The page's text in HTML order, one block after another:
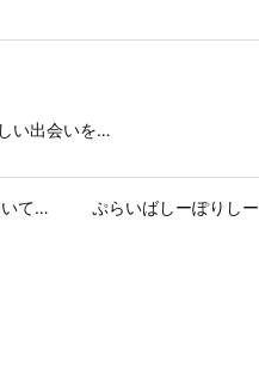
い出会いを…
いて… ぷらいばしーぽりしー